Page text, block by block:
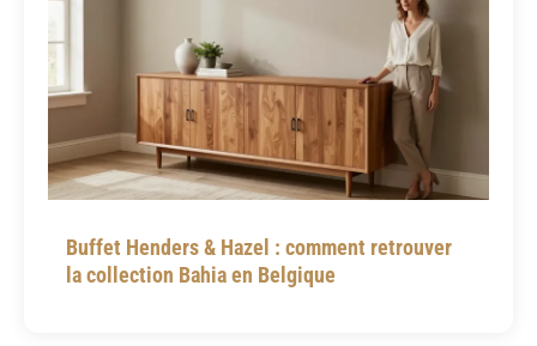
Buffet Henders & Hazel : comment retrouver
la collection Bahia en Belgique